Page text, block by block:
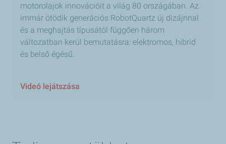
motorolajok innovációit a világ 80 országában. Az
immár ötödik generációs RobotQuartz új dizájnnal
és a meghajtás típusától függően három
változatban kerül bemutatásra: elektromos, hibrid
és belső égésű.
Videó lejátszása